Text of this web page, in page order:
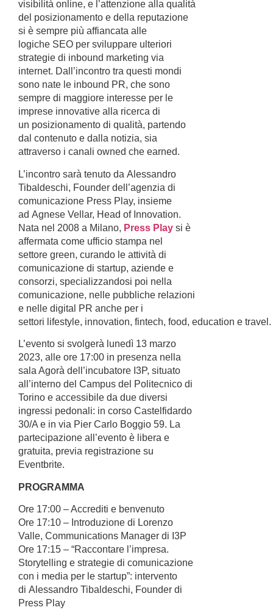
visibilità online, e l’attenzione alla qualità
del posizionamento e della reputazione
si è sempre più affiancata alle
logiche SEO per sviluppare ulteriori
strategie di inbound marketing via
internet. Dall’incontro tra questi mondi
sono nate le inbound PR, che sono
sempre di maggiore interesse per le
imprese innovative alla ricerca di
un posizionamento di qualità, partendo
dal contenuto e dalla notizia, sia
attraverso i canali owned che earned.
L’incontro sarà tenuto da Alessandro
Tibaldeschi, Founder dell’agenzia di
comunicazione Press Play, insieme
ad Agnese Vellar, Head of Innovation.
Nata nel 2008 a Milano, Press Play si è
affermata come ufficio stampa nel
settore green, curando le attività di
comunicazione di startup, aziende e
consorzi, specializzandosi poi nella
comunicazione, nelle pubbliche relazioni
e nelle digital PR anche per i
settori lifestyle, innovation, fintech, food, education e travel.
L’evento si svolgerà lunedì 13 marzo
2023, alle ore 17:00 in presenza nella
sala Agorà dell’incubatore I3P, situato
all’interno del Campus del Politecnico di
Torino e accessibile da due diversi
ingressi pedonali: in corso Castelfidardo
30/A e in via Pier Carlo Boggio 59. La
partecipazione all’evento è libera e
gratuita, previa registrazione su
Eventbrite.
PROGRAMMA
Ore 17:00 – Accrediti e benvenuto
Ore 17:10 – Introduzione di Lorenzo
Valle, Communications Manager di I3P
Ore 17:15 – “Raccontare l’impresa.
Storytelling e strategie di comunicazione
con i media per le startup”: intervento
di Alessandro Tibaldeschi, Founder di
Press Play